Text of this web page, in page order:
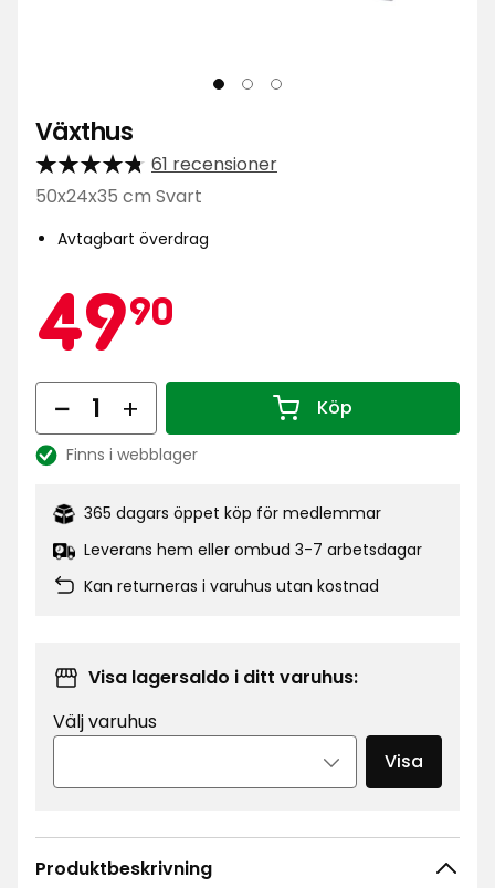
Växthus
61 recensioner
50x24x35 cm Svart
Avtagbart överdrag
4990
kr
Antal Köp
Antal 1
Lagersaldo:
Finns i webblager
365 dagars öppet köp för medlemmar
Leverans hem eller ombud 3-7 arbetsdagar
Kan returneras i varuhus utan kostnad
Visa lagersaldo i ditt varuhus:
Välj varuhus
Visa
Produktbeskrivning